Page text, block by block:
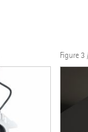
Figure 3